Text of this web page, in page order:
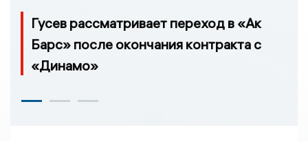
Гусев рассматривает переход в «Ак
Барс» после окончания контракта с
«Динамо»